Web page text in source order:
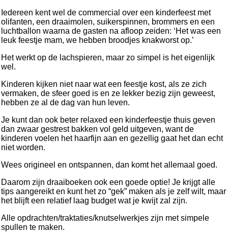
Iedereen kent wel de commercial over een kinderfeest met
olifanten, een draaimolen, suikerspinnen, brommers en een
luchtballon waarna de gasten na afloop zeiden: ‘Het was een
leuk feestje mam, we hebben broodjes knakworst op.’
Het werkt op de lachspieren, maar zo simpel is het eigenlijk
wel.
Kinderen kijken niet naar wat een feestje kost, als ze zich
vermaken, de sfeer goed is en ze lekker bezig zijn geweest,
hebben ze al de dag van hun leven.
Je kunt dan ook beter relaxed een kinderfeestje thuis geven
dan zwaar gestrest bakken vol geld uitgeven, want de
kinderen voelen het haarfijn aan en gezellig gaat het dan echt
niet worden.
Wees origineel en ontspannen, dan komt het allemaal goed.
Daarom zijn draaiboeken ook een goede optie! Je krijgt alle
tips aangereikt en kunt het zo “gek” maken als je zelf wilt, maar
het blijft een relatief laag budget wat je kwijt zal zijn.
Alle opdrachten/traktaties/knutselwerkjes zijn met simpele
spullen te maken.